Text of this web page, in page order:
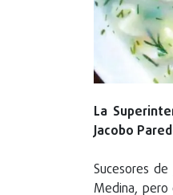
La
Jacobo
Sucesores
Medina,